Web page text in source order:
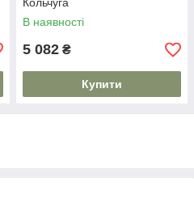
В наявності
5 082 ₴
Купити